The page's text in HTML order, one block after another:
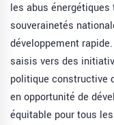
les abus
souverainetés
développement
saisis vers des
politique constructive
en opportunité de
équitable pour tous